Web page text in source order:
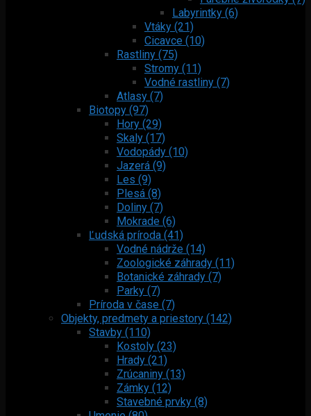
Labyrintky (6)
Vtáky (21)
Cicavce (10)
Rastliny (75)
Stromy (11)
Vodné rastliny (7)
Atlasy (7)
Biotopy (97)
Hory (29)
Skaly (17)
Vodopády (10)
Jazerá (9)
Les (9)
Plesá (8)
Doliny (7)
Mokrade (6)
Ľudská príroda (41)
Vodné nádrže (14)
Zoologické záhrady (11)
Botanické záhrady (7)
Parky (7)
Príroda v čase (7)
Objekty, predmety a priestory (142)
Stavby (110)
Kostoly (23)
Hrady (21)
Zrúcaniny (13)
Zámky (12)
Stavebné prvky (8)